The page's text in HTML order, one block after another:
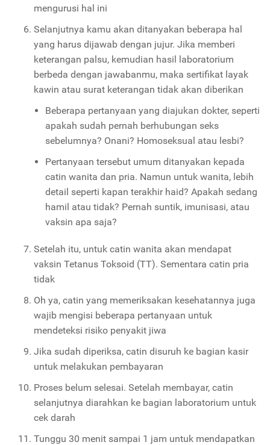
mengurusi hal ini
Selanjutnya kamu akan ditanyakan beberapa hal
yang harus dijawab dengan jujur. Jika memberi
keterangan palsu, kemudian hasil laboratorium
berbeda dengan jawabanmu, maka sertifikat layak
kawin atau surat keterangan tidak akan diberikan
Beberapa pertanyaan yang diajukan dokter, seperti
apakah sudah pernah berhubungan seks
sebelumnya? Onani? Homoseksual atau lesbi?
Pertanyaan tersebut umum ditanyakan kepada
catin wanita dan pria. Namun untuk wanita, lebih
detail seperti kapan terakhir haid? Apakah sedang
hamil atau tidak? Pernah suntik, imunisasi, atau
vaksin apa saja?
Setelah itu, untuk catin wanita akan mendapat
vaksin Tetanus Toksoid (TT). Sementara catin pria
tidak
Oh ya, catin yang memeriksakan kesehatannya juga
wajib mengisi beberapa pertanyaan untuk
mendeteksi risiko penyakit jiwa
Jika sudah diperiksa, catin disuruh ke bagian kasir
untuk melakukan pembayaran
Proses belum selesai. Setelah membayar, catin
selanjutnya diarahkan ke bagian laboratorium untuk
cek darah
Tunggu 30 menit sampai 1 jam untuk mendapatkan